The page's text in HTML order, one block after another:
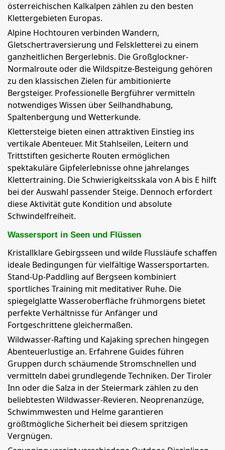
österreichischen Kalkalpen zählen zu den besten
Klettergebieten Europas.
Alpine Hochtouren verbinden Wandern,
Gletschertraversierung und Felskletterei zu einem
ganzheitlichen Bergerlebnis. Die Großglockner-
Normalroute oder die Wildspitze-Besteigung gehören
zu den klassischen Zielen für ambitionierte
Bergsteiger. Professionelle Bergführer vermitteln
notwendiges Wissen über Seilhandhabung,
Spaltenbergung und Wetterkunde.
Klettersteige bieten einen attraktiven Einstieg ins
vertikale Abenteuer. Mit Stahlseilen, Leitern und
Trittstiften gesicherte Routen ermöglichen
spektakuläre Gipfelerlebnisse ohne jahrelanges
Klettertraining. Die Schwierigkeitsskala von A bis E hilft
bei der Auswahl passender Steige. Dennoch erfordert
diese Aktivität gute Kondition und absolute
Schwindelfreiheit.
Wassersport in Seen und Flüssen
Kristallklare Gebirgsseen und wilde Flussläufe schaffen
ideale Bedingungen für vielfältige Wassersportarten.
Stand-Up-Paddling auf Bergseen kombiniert
sportliches Training mit meditativer Ruhe. Die
spiegelglatte Wasseroberfläche frühmorgens bietet
perfekte Verhältnisse für Anfänger und
Fortgeschrittene gleichermaßen.
Wildwasser-Rafting und Kajaking sprechen hingegen
Abenteuerlustige an. Erfahrene Guides führen
Gruppen durch schäumende Stromschnellen und
vermitteln dabei grundlegende Techniken. Der Tiroler
Inn oder die Salza in der Steiermark zählen zu den
beliebtesten Wildwasser-Revieren. Neoprenanzüge,
Schwimmwesten und Helme garantieren
größtmögliche Sicherheit bei diesem spritzigen
Vergnügen.